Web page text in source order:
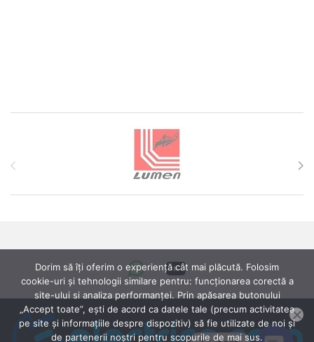
Dorim să îți oferim o experiență cât mai plăcută. Folosim
cookie-uri și tehnologii similare pentru: funcționarea corectă a
site-ului si analiza performanței. Prin apăsarea butonului
„Accept toate”, ești de acord ca datele tale (precum activitatea
pe site și informațiile despre dispozitiv) să fie utilizate de noi și
de partenerii noștri pentru scopurile de mai sus.